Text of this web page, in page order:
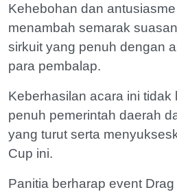
Kehebohan dan
menambah semarak
sirkuit yang penuh dengan
para pembalap.
Keberhasilan acara ini
penuh pemerintah daerah
yang turut serta
Cup ini.
Panitia berharap event